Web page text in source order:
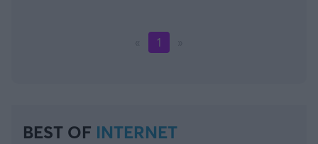
1
BEST OF INTERNET